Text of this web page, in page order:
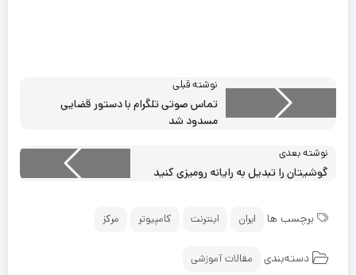
نوشته قبلی
تماس صوتی تلگرام با دستور قضایی
مسدود شد
نوشته بعدی
گوشیتان را تبدیل به رایانه رومیزی کنید
برچسب ها ایران اینترنت کامپیوتر مرکز
دسته‌بندی مقالات آموزشی